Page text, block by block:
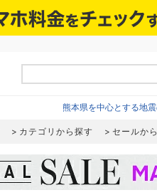
熊本県を中心とする地
カテゴリから探す セールか